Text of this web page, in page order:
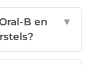
B en
▼